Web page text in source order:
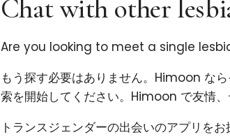
Chat with other
Are you looking to meet a single
もう探す必要はありません。Himoon な
索を開始してください。Himoon で友情、
トランスジェンダーの出会いのアプリを